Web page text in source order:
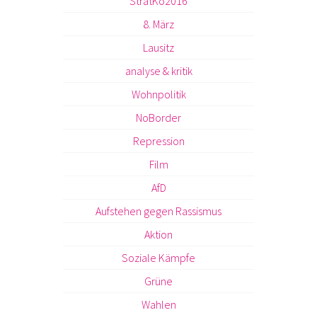
8. März
Lausitz
analyse & kritik
Wohnpolitik
NoBorder
Repression
Film
AfD
Aufstehen gegen Rassismus
Aktion
Soziale Kämpfe
Grüne
Wahlen